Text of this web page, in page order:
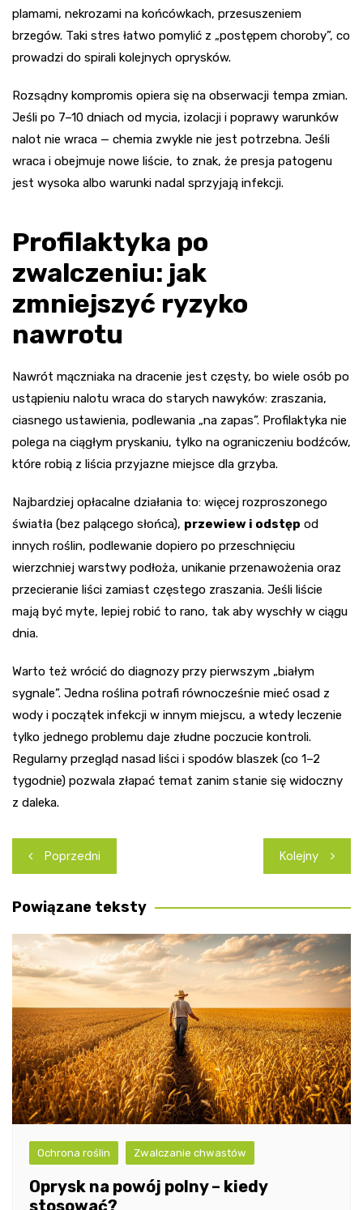
plamami, nekrozami na końcówkach, przesuszeniem
brzegów. Taki stres łatwo pomylić z „postępem choroby”, co
prowadzi do spirali kolejnych oprysków.
Rozsądny kompromis opiera się na obserwacji tempa zmian.
Jeśli po 7–10 dniach od mycia, izolacji i poprawy warunków
nalot nie wraca — chemia zwykle nie jest potrzebna. Jeśli
wraca i obejmuje nowe liście, to znak, że presja patogenu
jest wysoka albo warunki nadal sprzyjają infekcji.
Profilaktyka po
zwalczeniu: jak
zmniejszyć ryzyko
nawrotu
Nawrót mączniaka na dracenie jest częsty, bo wiele osób po
ustąpieniu nalotu wraca do starych nawyków: zraszania,
ciasnego ustawienia, podlewania „na zapas”. Profilaktyka nie
polega na ciągłym pryskaniu, tylko na ograniczeniu bodźców,
które robią z liścia przyjazne miejsce dla grzyba.
Najbardziej opłacalne działania to: więcej rozproszonego
światła (bez palącego słońca), przewiew i odstęp od
innych roślin, podlewanie dopiero po przeschnięciu
wierzchniej warstwy podłoża, unikanie przenawożenia oraz
przecieranie liści zamiast częstego zraszania. Jeśli liście
mają być myte, lepiej robić to rano, tak aby wyschły w ciągu
dnia.
Warto też wrócić do diagnozy przy pierwszym „białym
sygnale”. Jedna roślina potrafi równocześnie mieć osad z
wody i początek infekcji w innym miejscu, a wtedy leczenie
tylko jednego problemu daje złudne poczucie kontroli.
Regularny przegląd nasad liści i spodów blaszek (co 1–2
tygodnie) pozwala złapać temat zanim stanie się widoczny
z daleka.
Nawigacja
wpisu
Poprzedni Kolejny
Powiązane teksty
Ochrona roślin Zwalczanie chwastów
Oprysk na powój polny – kiedy
stosować?